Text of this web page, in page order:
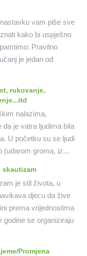
vam piše sve
kako bi uspješno
Pravilno
je jedan od
rukovanje,
nalazima,
da je vatra ljudima bila
U početku su se ljudi
(udarom groma, iz...
je stil života, u
djecu da žive
prema vrijednostima
godine se organiziraju
Promjena